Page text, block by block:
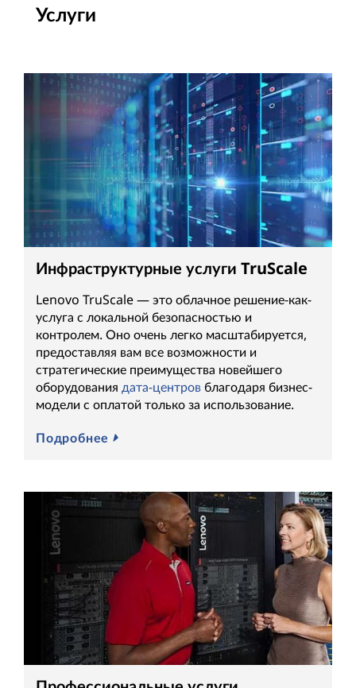
Услуги
Инфраструктурные услуги TruScale
Lenovo TruScale — это облачное решение-как-
услуга с локальной безопасностью и
контролем. Оно очень легко масштабируется,
предоставляя вам все возможности и
стратегические преимущества новейшего
оборудования дата-центров благодаря бизнес-
модели с оплатой только за использование.
Подробнее